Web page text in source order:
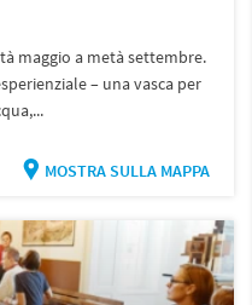
maggio a metà settembre.
– una vasca per
MOSTRA SULLA MAPPA